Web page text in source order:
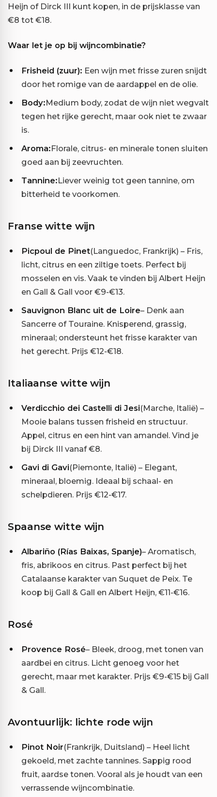
Heijn of Dirck III kunt kopen, in de prijsklasse van
€8 tot €18.
Waar let je op bij wijncombinatie?
Frisheid (zuur): Een wijn met frisse zuren snijdt
door het romige van de aardappel en de olie.
Body:Medium body, zodat de wijn niet wegvalt
tegen het rijke gerecht, maar ook niet te zwaar
is.
Aroma:Florale, citrus- en minerale tonen sluiten
goed aan bij zeevruchten.
Tannine:Liever weinig tot geen tannine, om
bitterheid te voorkomen.
Franse witte wijn
Picpoul de Pinet(Languedoc, Frankrijk) – Fris,
licht, citrus en een ziltige toets. Perfect bij
mosselen en vis. Vaak te vinden bij Albert Heijn
en Gall & Gall voor €9-€13.
Sauvignon Blanc uit de Loire– Denk aan
Sancerre of Touraine. Knisperend, grassig,
mineraal; ondersteunt het frisse karakter van
het gerecht. Prijs €12-€18.
Italiaanse witte wijn
Verdicchio dei Castelli di Jesi(Marche, Italië) –
Mooie balans tussen frisheid en structuur.
Appel, citrus en een hint van amandel. Vind je
bij Dirck III vanaf €8.
Gavi di Gavi(Piemonte, Italië) – Elegant,
mineraal, bloemig. Ideaal bij schaal- en
schelpdieren. Prijs €12-€17.
Spaanse witte wijn
Albariño (Rías Baixas, Spanje)– Aromatisch,
fris, abrikoos en citrus. Past perfect bij het
Catalaanse karakter van Suquet de Peix. Te
koop bij Gall & Gall en Albert Heijn, €11-€16.
Rosé
Provence Rosé– Bleek, droog, met tonen van
aardbei en citrus. Licht genoeg voor het
gerecht, maar met karakter. Prijs €9-€15 bij Gall
& Gall.
Avontuurlijk: lichte rode wijn
Pinot Noir(Frankrijk, Duitsland) – Heel licht
gekoeld, met zachte tannines. Sappig rood
fruit, aardse tonen. Vooral als je houdt van een
verrassende wijncombinatie.